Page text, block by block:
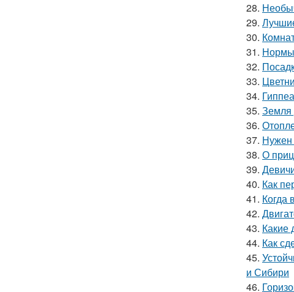
28.
29.
30.
31. Нормы
32.
33.
34.
35. Земля
36.
37. Нужен
38. О
39.
40. Как
41. Когда
42.
43. Какие
44. Как
45.
и Сибири
46.